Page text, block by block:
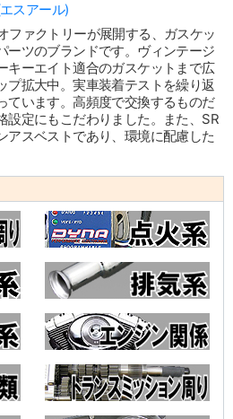
スアール)
ファクトリーが展開する、ガスケッ
ーツのブランドです。ヴィンテージ
キーエイト適合のガスケットまで広
プ拡大中。実車装着テストを繰り返
ています。高頻度で交換するものだ
設定にもこだわりました。また、SR
アスベストであり、環境に配慮した